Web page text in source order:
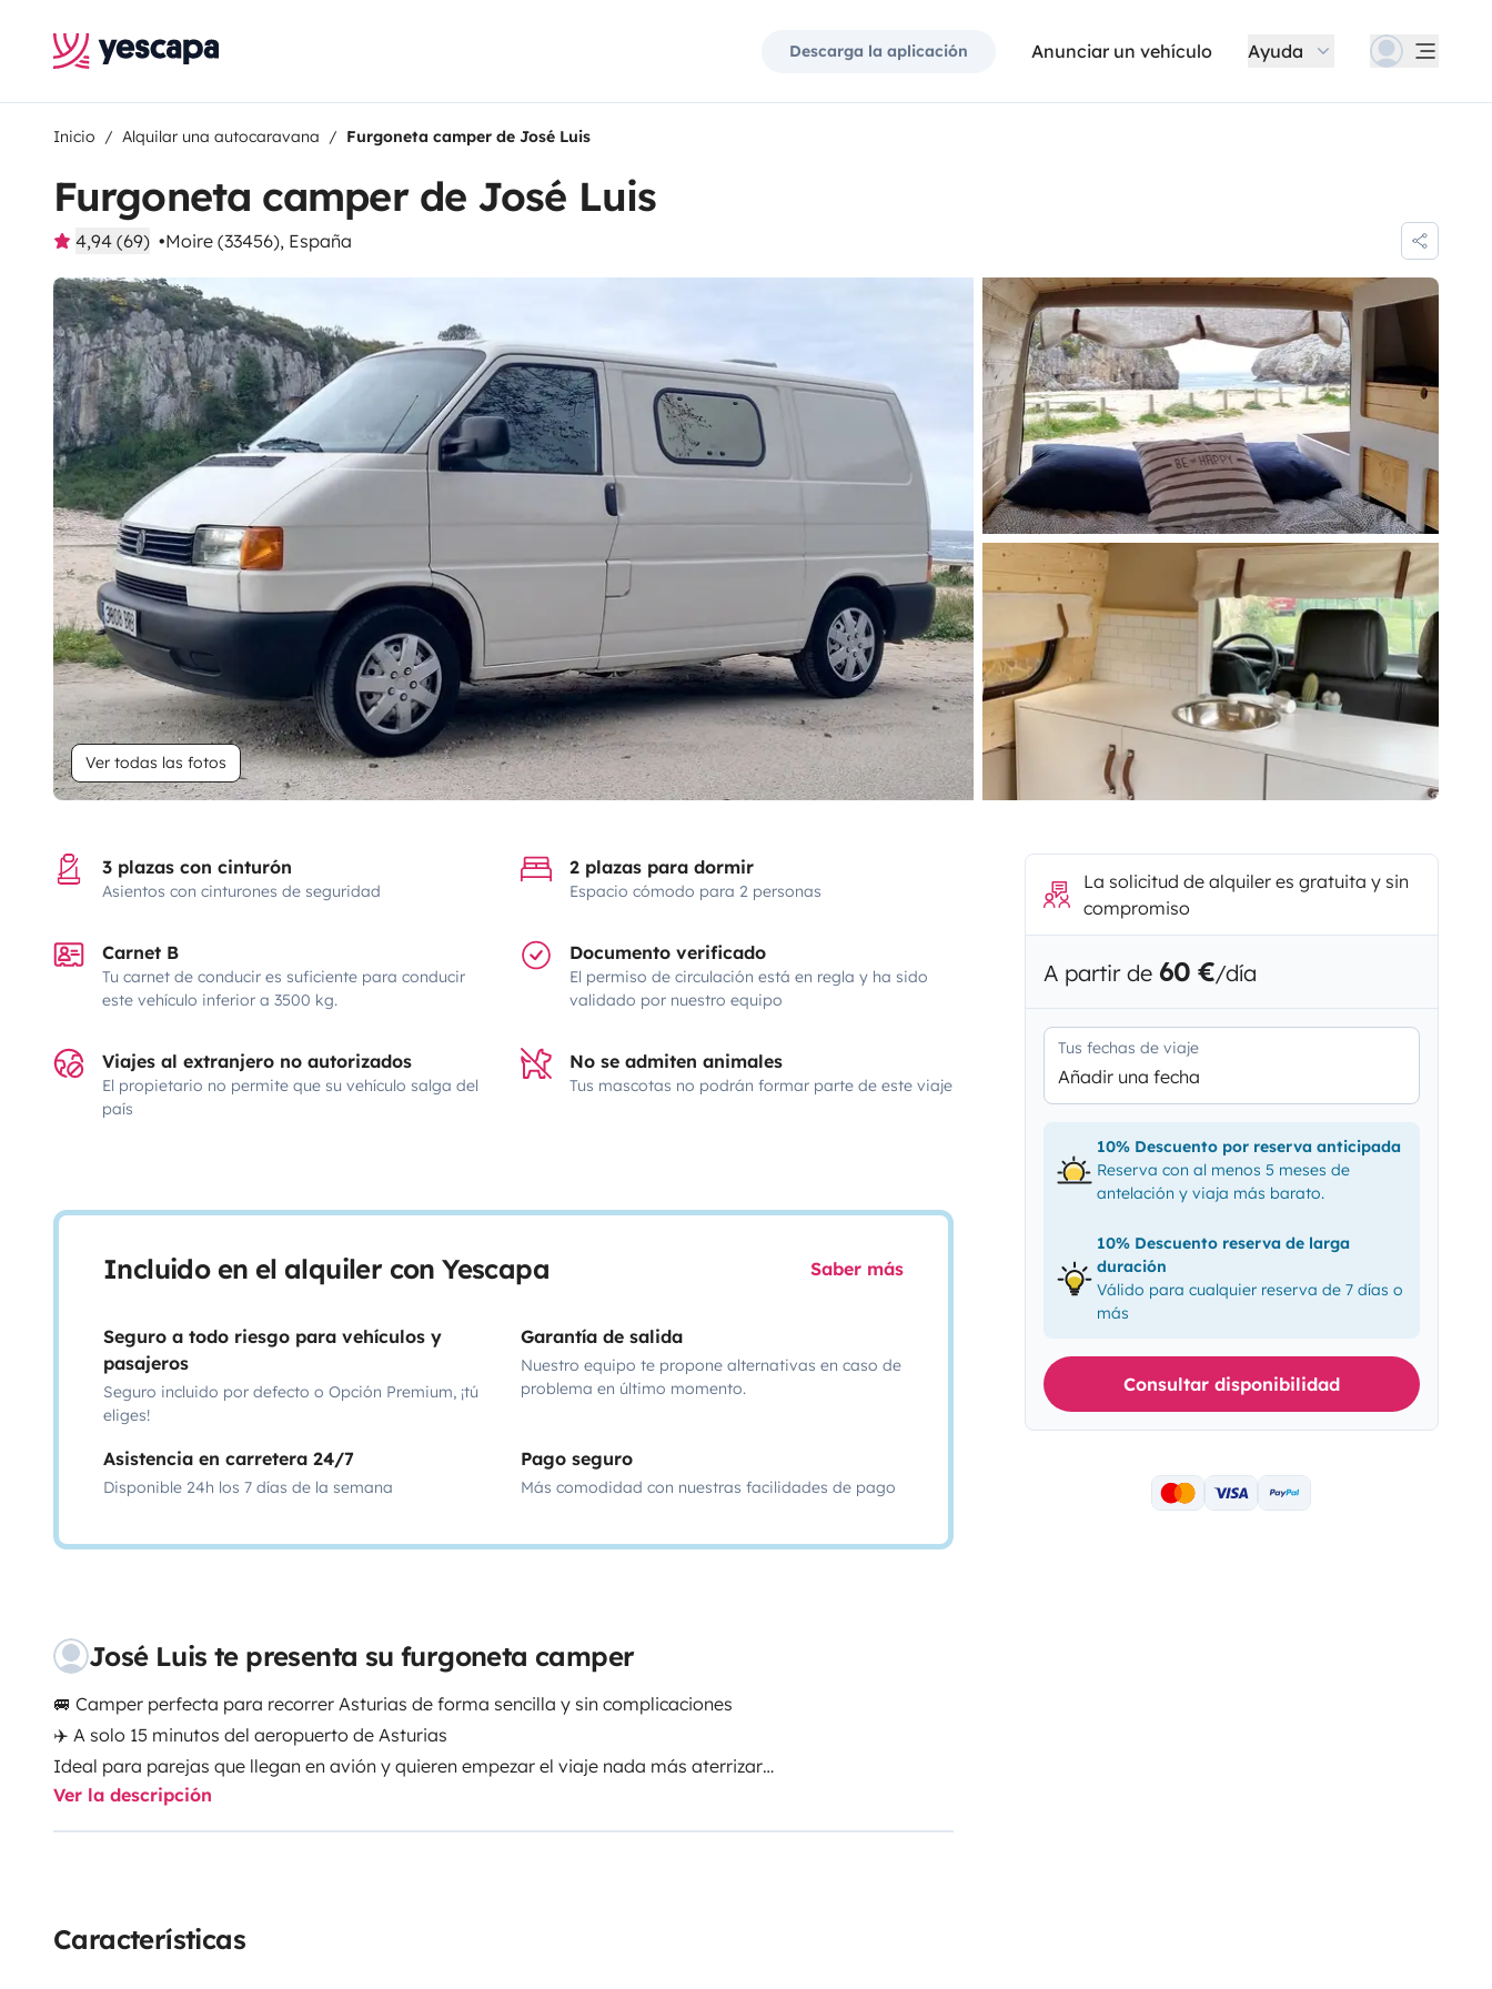
Descarga la aplicación Anunciar un vehículo Ayuda
Inicio Alquilar una autocaravana Furgoneta camper de José Luis
Furgoneta camper de José Luis
4,94 (69) Moire (33456), España
Ver todas las fotos
3 plazas con cinturón
Asientos con cinturones de seguridad
2 plazas para dormir
Espacio cómodo para 2 personas
Carnet B
Tu carnet de conducir es suficiente para conducir
este vehículo inferior a 3500 kg.
Documento verificado
El permiso de circulación está en regla y ha sido
validado por nuestro equipo
Viajes al extranjero no autorizados
El propietario no permite que su vehículo salga del
país
No se admiten animales
Tus mascotas no podrán formar parte de este viaje
Incluido en el alquiler con Yescapa Saber más
Seguro a todo riesgo para vehículos y
pasajeros
Seguro incluido por defecto o Opción Premium, ¡tú
eliges!
Garantía de salida
Nuestro equipo te propone alternativas en caso de
problema en último momento.
Asistencia en carretera 24/7
Disponible 24h los 7 días de la semana
Pago seguro
Más comodidad con nuestras facilidades de pago
José Luis te presenta su furgoneta camper
🚐 Camper perfecta para recorrer Asturias de forma sencilla y sin complicaciones
✈️ A solo 15 minutos del aeropuerto de Asturias
Ideal para parejas que llegan en avión y quieren empezar el viaje nada más aterrizar
🌿 Compacta, fácil de conducir y muy práctica para moverse por playas, pueblos y
naturaleza
⏱️ Posibilidad de adaptar horarios de entrega según vuelos (consultar)
Ver la descripción
Características
La solicitud de alquiler es gratuita y sin
compromiso
A partir de 60 €/día
Tus fechas de viaje
Añadir una fecha
10% Descuento por reserva anticipada
Reserva con al menos 5 meses de
antelación y viaja más barato.
10% Descuento reserva de larga
duración
Válido para cualquier reserva de 7 días o
más
Consultar disponibilidad